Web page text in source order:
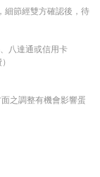
細節經雙方確認後，待
八達通或信用卡
之調整有機會影響蛋